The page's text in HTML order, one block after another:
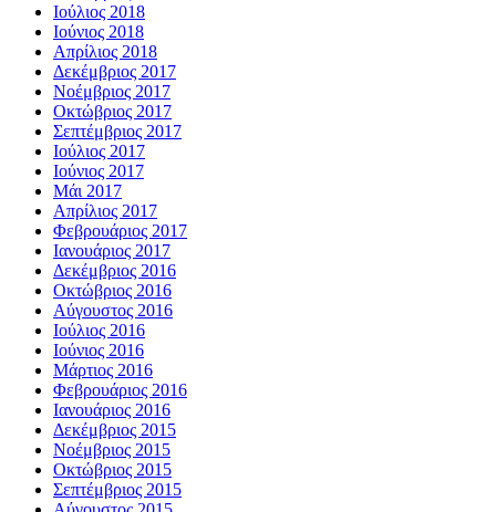
Ιούλιος 2018
Ιούνιος 2018
Απρίλιος 2018
Δεκέμβριος 2017
Νοέμβριος 2017
Οκτώβριος 2017
Σεπτέμβριος 2017
Ιούλιος 2017
Ιούνιος 2017
Μάι 2017
Απρίλιος 2017
Φεβρουάριος 2017
Ιανουάριος 2017
Δεκέμβριος 2016
Οκτώβριος 2016
Αύγουστος 2016
Ιούλιος 2016
Ιούνιος 2016
Μάρτιος 2016
Φεβρουάριος 2016
Ιανουάριος 2016
Δεκέμβριος 2015
Νοέμβριος 2015
Οκτώβριος 2015
Σεπτέμβριος 2015